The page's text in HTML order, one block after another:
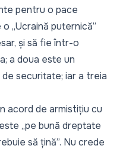
pentru o pace
„Ucraină puternică”
și să fie într-o
a doua este un
securitate; iar a treia
acord de armistițiu cu
„pe bună dreptate
să țină”. Nu crede